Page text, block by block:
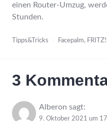
einen Router-Umzug,
Stunden.
Tipps&Tricks Facepalm,
3
Alberon sagt:
9. Oktober 2021 um